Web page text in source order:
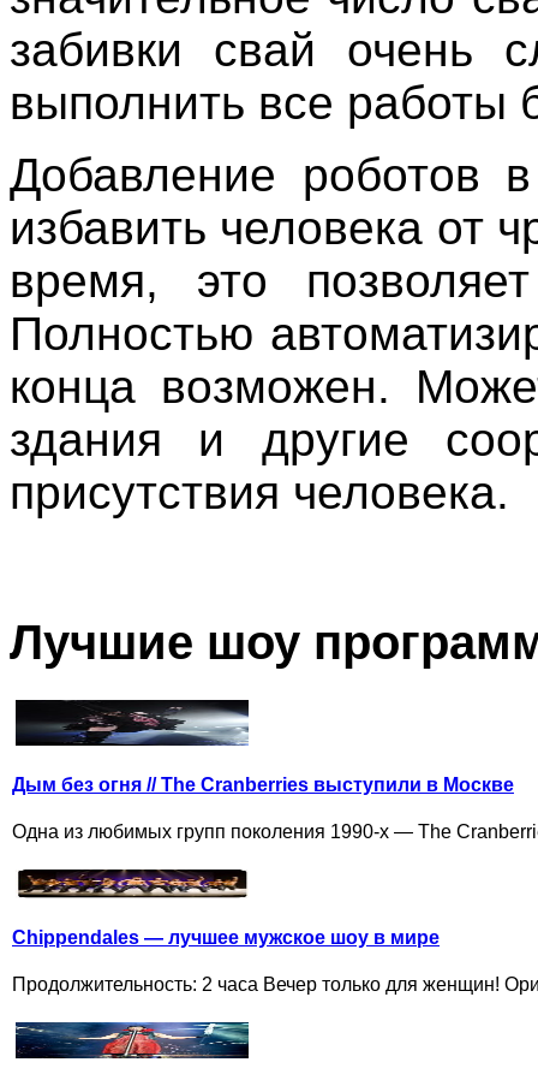
забивки свай очень
выполнить все работы
Добавление роботов
избавить человека от
время, это
Полностью
конца возможен.
здания и другие
присутствия человека.
Лучшие шоу
Дым без огня // The Cranberries выступили в Москве
Одна из любимых групп поколения 1990-х — The
Chippendales — лучшее мужское шоу в мире
Продолжительность: 2 часа Вечер только для женщин!